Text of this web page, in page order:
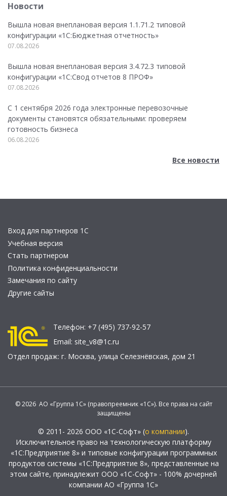
Новости
Вышла новая внеплановая версия 1.1.71.2 типовой
конфигурации «1C:Бюджетная отчетность»
07.08.2026
Вышла новая внеплановая версия 3.4.72.3 типовой
конфигурации «1C:Свод отчетов 8 ПРОФ»
07.08.2026
С 1 сентября 2026 года электронные перевозочные
документы становятся обязательными: проверяем
готовность бизнеса
06.08.2026
Все новости
Вход для партнеров 1С
Учебная версия
Стать партнером
Политика конфиденциальности
Замечания по сайту
Другие сайты
Телефон: +7 (495) 737-92-57
Email: site_v8@1c.ru
Отдел продаж: г. Москва, улица Селезнёвская, дом 21
© 2026 АО «Группа 1С» (правопреемник «1С»). Все права на сайт
защищены
© 2011- 2026 ООО «1С-Софт» (о компании).
Исключительное право на технологическую платформу
«1С:Предприятие 8» и типовые конфигурации программных
продуктов системы «1С:Предприятие 8», представленные на
этом сайте, принадлежит ООО «1С-Софт» - 100% дочерней
компании АО «Группа 1С»